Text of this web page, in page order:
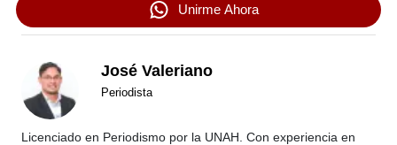
Unirme Ahora
José Valeriano
Periodista
Licenciado en Periodismo por la UNAH. Con experiencia en